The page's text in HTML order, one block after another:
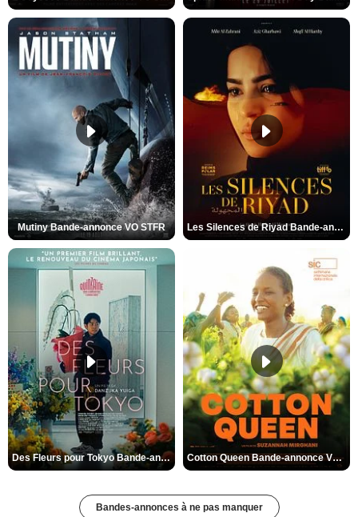
Mutiny Bande-annonce VO STFR Les Silences de Riyad Bande-annonce VO STFR
Des Fleurs pour Tokyo Bande-annonce VO STFR Cotton Queen Bande-annonce VO STFR
Bandes-annonces à ne pas manquer